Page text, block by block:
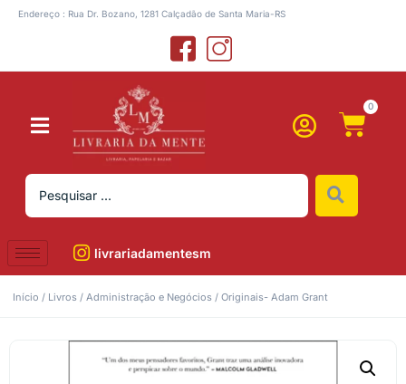
Endereço : Rua Dr. Bozano, 1281 Calçadão de Santa Maria-RS
0
livrariadamentesm
Início / Livros / Administração e Negócios / Originais- Adam Grant